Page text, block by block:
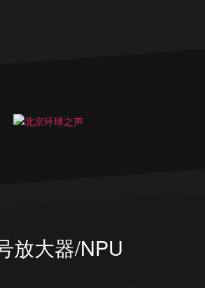
放大器/NPU